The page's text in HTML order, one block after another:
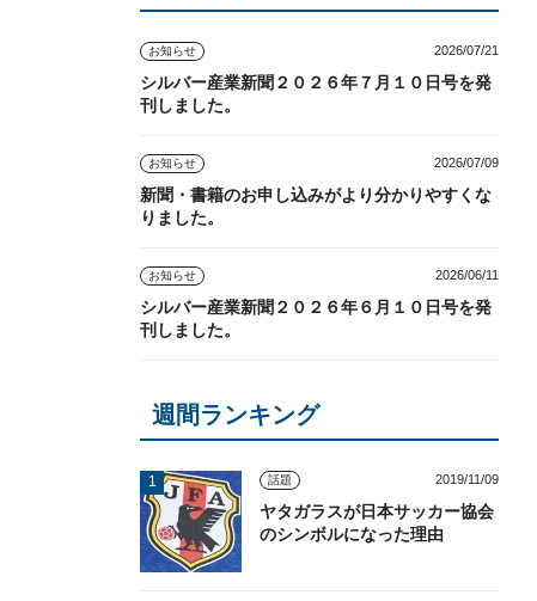
お知らせ 2026/07/21
シルバー産業新聞２０２６年７月１０日号を発
刊しました。
お知らせ 2026/07/09
新聞・書籍のお申し込みがより分かりやすくな
りました。
お知らせ 2026/06/11
シルバー産業新聞２０２６年６月１０日号を発
刊しました。
週間ランキング
話題 2019/11/09
ヤタガラスが日本サッカー協会
のシンボルになった理由